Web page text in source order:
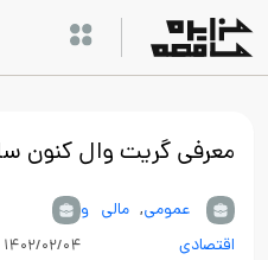
معرفی گریت وال کنون
عمومی,مالی و
اقتصادی
۱۴۰۲/۰۲/۰۴